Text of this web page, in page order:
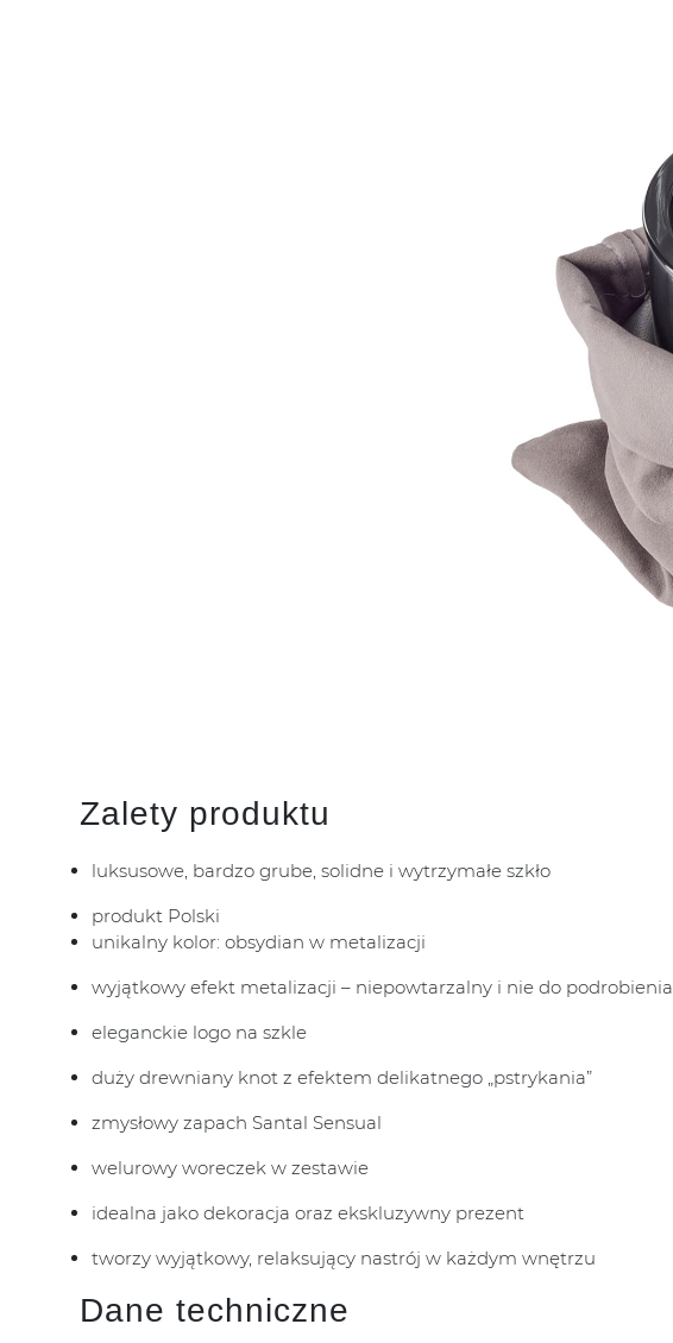
Zalety produktu
luksusowe, bardzo grube, solidne i wytrzymałe szkło
produkt Polski
unikalny kolor: obsydian w metalizacji
wyjątkowy efekt metalizacji – niepowtarzalny i nie do podrobienia
eleganckie logo na szkle
duży drewniany knot z efektem delikatnego „pstrykania”
zmysłowy zapach Santal Sensual
welurowy woreczek w zestawie
idealna jako dekoracja oraz ekskluzywny prezent
tworzy wyjątkowy, relaksujący nastrój w każdym wnętrzu
Dane techniczne